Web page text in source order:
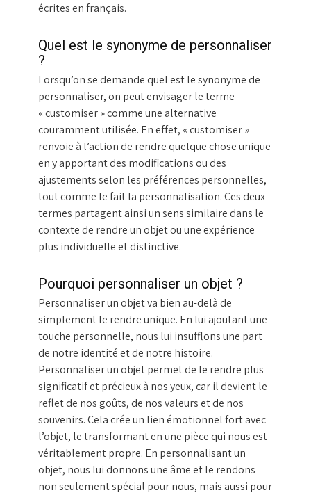
écrites en français.
Quel est le synonyme de personnaliser
?
Lorsqu’on se demande quel est le synonyme de
personnaliser, on peut envisager le terme
« customiser » comme une alternative
couramment utilisée. En effet, « customiser »
renvoie à l’action de rendre quelque chose unique
en y apportant des modifications ou des
ajustements selon les préférences personnelles,
tout comme le fait la personnalisation. Ces deux
termes partagent ainsi un sens similaire dans le
contexte de rendre un objet ou une expérience
plus individuelle et distinctive.
Pourquoi personnaliser un objet ?
Personnaliser un objet va bien au-delà de
simplement le rendre unique. En lui ajoutant une
touche personnelle, nous lui insufflons une part
de notre identité et de notre histoire.
Personnaliser un objet permet de le rendre plus
significatif et précieux à nos yeux, car il devient le
reflet de nos goûts, de nos valeurs et de nos
souvenirs. Cela crée un lien émotionnel fort avec
l’objet, le transformant en une pièce qui nous est
véritablement propre. En personnalisant un
objet, nous lui donnons une âme et le rendons
non seulement spécial pour nous, mais aussi pour